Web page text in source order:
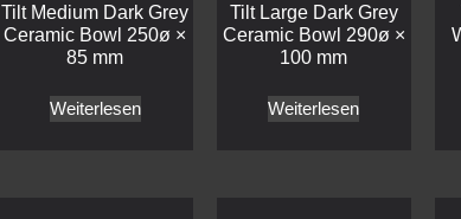
Tilt Medium Dark Grey
Ceramic Bowl 250ø ×
85 mm
Weiterlesen
Tilt Large Dark Grey
Ceramic Bowl 290ø ×
100 mm
Weiterlesen